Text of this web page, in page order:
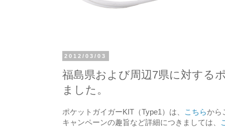
2012/03/03
福島県および周辺7県に対する
ました。
ポケットガイガーKIT（Type1）は、 こちらから
キャンペーンの趣旨など詳細につきましては、